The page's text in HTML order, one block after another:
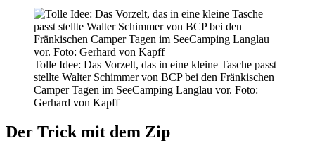
Tolle Idee: Das Vorzelt, das in eine kleine Tasche passt
stellte Walter Schimmer von BCP bei den Fränkischen
Camper Tagen im SeeCamping Langlau vor. Foto:
Gerhard von Kapff
Der Trick mit dem Zip